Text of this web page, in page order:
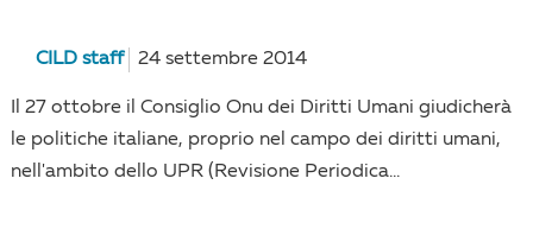
CILD staff 24 settembre 2014
Il 27 ottobre il Consiglio Onu dei Diritti Umani giudicherà
le politiche italiane, proprio nel campo dei diritti umani,
nell'ambito dello UPR (Revisione Periodica...